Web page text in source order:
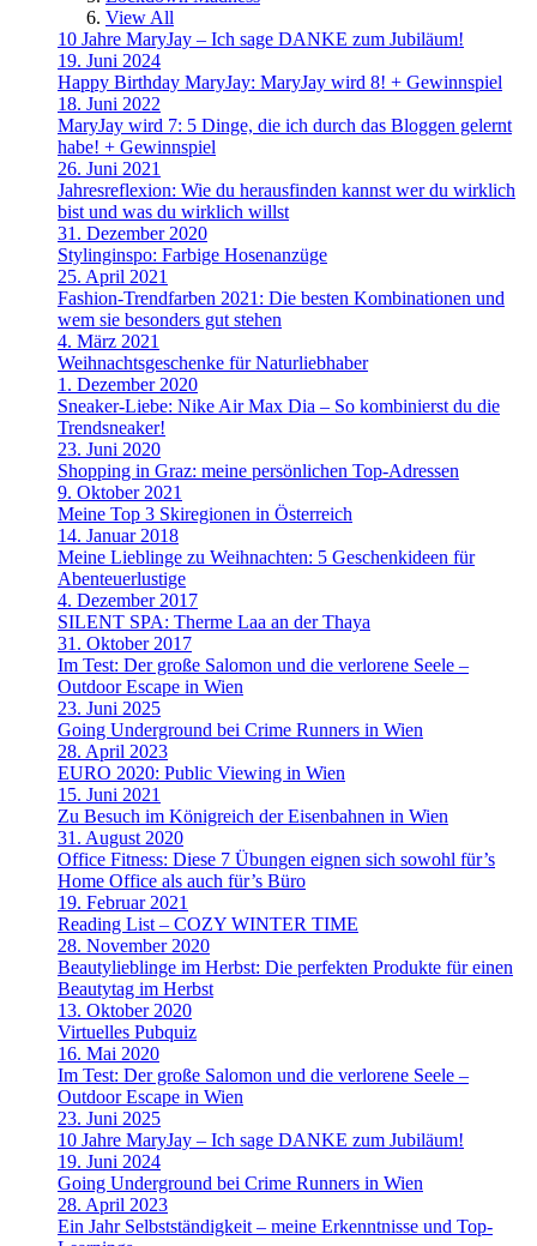
View All
10 Jahre MaryJay – Ich sage DANKE zum Jubiläum!
19. Juni 2024
Happy Birthday MaryJay: MaryJay wird 8! + Gewinnspiel
18. Juni 2022
MaryJay wird 7: 5 Dinge, die ich durch das Bloggen gelernt
habe! + Gewinnspiel
26. Juni 2021
Jahresreflexion: Wie du herausfinden kannst wer du wirklich
bist und was du wirklich willst
31. Dezember 2020
Stylinginspo: Farbige Hosenanzüge
25. April 2021
Fashion-Trendfarben 2021: Die besten Kombinationen und
wem sie besonders gut stehen
4. März 2021
Weihnachtsgeschenke für Naturliebhaber
1. Dezember 2020
Sneaker-Liebe: Nike Air Max Dia – So kombinierst du die
Trendsneaker!
23. Juni 2020
Shopping in Graz: meine persönlichen Top-Adressen
9. Oktober 2021
Meine Top 3 Skiregionen in Österreich
14. Januar 2018
Meine Lieblinge zu Weihnachten: 5 Geschenkideen für
Abenteuerlustige
4. Dezember 2017
SILENT SPA: Therme Laa an der Thaya
31. Oktober 2017
Im Test: Der große Salomon und die verlorene Seele –
Outdoor Escape in Wien
23. Juni 2025
Going Underground bei Crime Runners in Wien
28. April 2023
EURO 2020: Public Viewing in Wien
15. Juni 2021
Zu Besuch im Königreich der Eisenbahnen in Wien
31. August 2020
Office Fitness: Diese 7 Übungen eignen sich sowohl für’s
Home Office als auch für’s Büro
19. Februar 2021
Reading List – COZY WINTER TIME
28. November 2020
Beautylieblinge im Herbst: Die perfekten Produkte für einen
Beautytag im Herbst
13. Oktober 2020
Virtuelles Pubquiz
16. Mai 2020
Im Test: Der große Salomon und die verlorene Seele –
Outdoor Escape in Wien
23. Juni 2025
10 Jahre MaryJay – Ich sage DANKE zum Jubiläum!
19. Juni 2024
Going Underground bei Crime Runners in Wien
28. April 2023
Ein Jahr Selbstständigkeit – meine Erkenntnisse und Top-